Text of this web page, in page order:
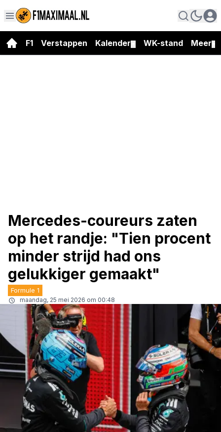
F1 Verstappen Kalender WK-stand Meer
Mercedes-coureurs zaten
op het randje: "Tien procent
minder strijd had ons
gelukkiger gemaakt"
Formule 1
maandag, 25 mei 2026 om 00:48